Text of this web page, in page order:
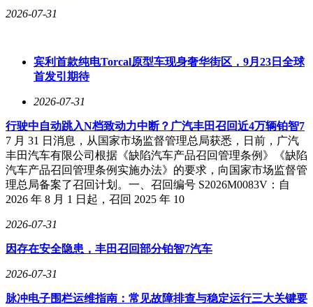
尝胆"。从上世纪90年代被拒国际空间站合作，到如今独立建
献的史诗，更是一个国家科技崛起的缩影。
2026-07-31
宾利首款纯电Torcal原型车现身奢华街区，9月23日全球
首发引期待
2026-07-31
行驶中自动跳入N档致动力中断？广汽丰田召回近4万辆铂智7
7 月 31 日消息，从国家市场监督管理总局获悉，日前，广汽
丰田汽车有限公司根据《缺陷汽车产品召回管理条例》《缺陷
汽车产品召回管理条例实施办法》的要求，向国家市场监督管
理总局备案了召回计划。一、召回编号 S2026M0083V：自
2026 年 8 月 1 日起，召回 2025 年 10
2026-07-31
因存在安全隐患，丰田召回部分铂智7汽车
2026-07-31
脉冲电子围栏运维指南：常见故障排查与稳定运行三大关键要